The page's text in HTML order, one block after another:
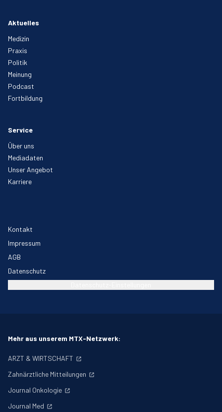
Aktuelles
Medizin
Praxis
Politik
Meinung
Podcast
Fortbildung
Service
Über uns
Mediadaten
Unser Angebot
Karriere
Kontakt
Impressum
AGB
Datenschutz
Mehr aus unserem MTX-Netzwerk:
ARZT & WIRTSCHAFT
Zahnärztliche Mitteilungen
Journal Onkologie
Journal Med